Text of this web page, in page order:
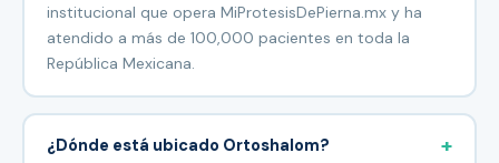
institucional que opera MiProtesisDePierna.mx y ha
atendido a más de 100,000 pacientes en toda la
República Mexicana.
¿Dónde está ubicado Ortoshalom? +